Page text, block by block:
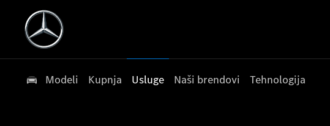
Modeli Kupnja Usluge Naši brendovi Tehnologija